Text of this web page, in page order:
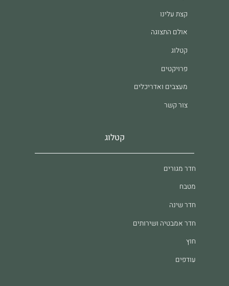
קצת עלינו
אולם התצוגה
קטלוג
פרויקטים
מעצבים ואדריכלים
צור קשר
קטלוג
חדר מגורים
מטבח
חדר שינה
חדר אמבטיה ושירותים
חוץ
עודפים